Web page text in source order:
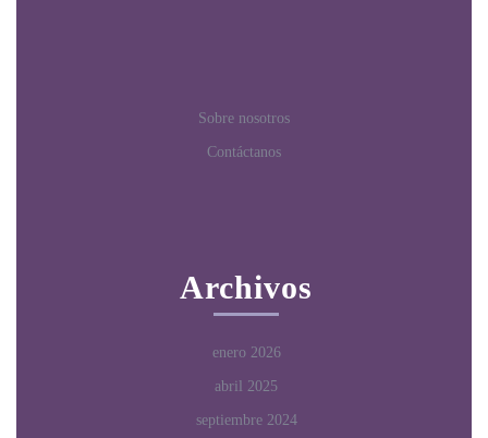
Sobre nosotros
Contáctanos
Archivos
enero 2026
abril 2025
septiembre 2024